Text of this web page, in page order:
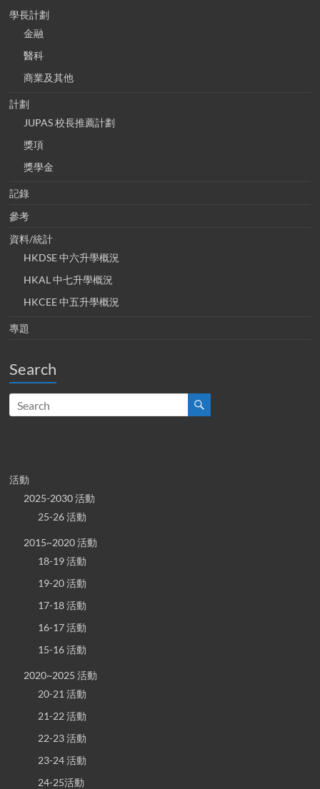
學長計劃
金融
醫科
商業及其他
計劃
JUPAS 校長推薦計劃
獎項
獎學金
記錄
參考
資料/統計
HKDSE 中六升學概況
HKAL 中七升學概況
HKCEE 中五升學概況
專題
Search
活動
2025-2030 活動
25-26 活動
2015~2020 活動
18-19 活動
19-20 活動
17-18 活動
16-17 活動
15-16 活動
2020~2025 活動
20-21 活動
21-22 活動
22-23 活動
23-24 活動
24-25活動